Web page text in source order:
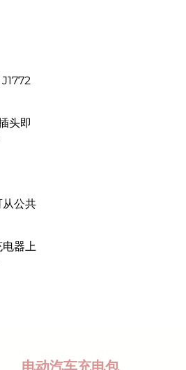
头即
公共
电器上
电动汽车充电包